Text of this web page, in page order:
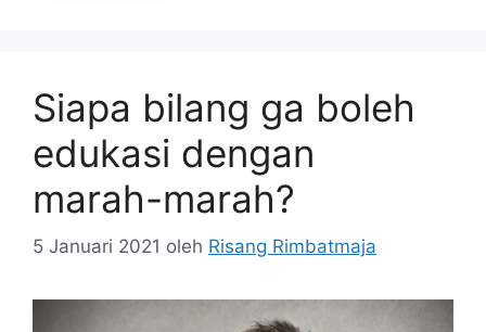
Siapa bilang ga boleh
edukasi dengan
marah-marah?
5 Januari 2021 oleh Risang Rimbatmaja